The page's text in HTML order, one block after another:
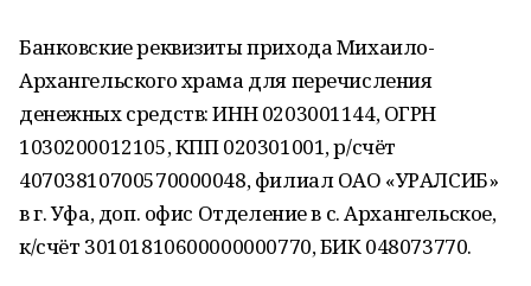
Банковские реквизиты прихода Михаило-
Архангельского храма для перечисления
денежных средств: ИНН 0203001144, ОГРН
1030200012105, КПП 020301001, р/счёт
40703810700570000048, филиал ОАО «УРАЛСИБ»
в г. Уфа, доп. офис Отделение в с. Архангельское,
к/счёт 30101810600000000770, БИК 048073770.